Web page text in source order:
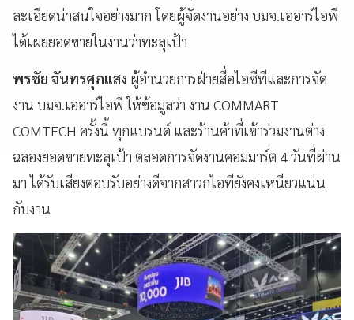
ละเอียดน่าสนใจอย่างมาก โดยผู้จัดงานอย่าง บมจ.เออาร์ไอพี
ได้เผยยอดขายในงานว่าทะลุเป้า
พรชัย จันทรศุภแสง ผู้อำนวยการฝ่ายสื่อไอซีทีและการจัด
งาน บมจ.เออาร์ไอพี ให้ข้อมูลว่า งาน COMMART
COMTECH ครั้งนี้ ทุกแบรนด์ และร้านค้าที่เข้าร่วมงานต่าง
ฉลองยอดขายทะลุเป้า ตลอดการจัดงานคอมมาร์ต 4 วันที่ผ่าน
มา ได้รับเสียงตอบรับอย่างดีจากสาวกไอทียังคงเหนียวแน่น
กับงาน